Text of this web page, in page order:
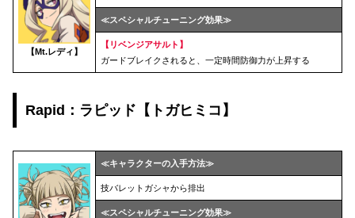
【Mt.レディ】
≪スペシャルチューニング効果≫
【 リベンジアサルト 】
ガードブレイクされると、一定時間防御力が上昇する
Rapid：ラピッド【トガヒミコ】
≪キャラクターの入手方法≫
技バレットガシャから排出
≪スペシャルチューニング効果≫